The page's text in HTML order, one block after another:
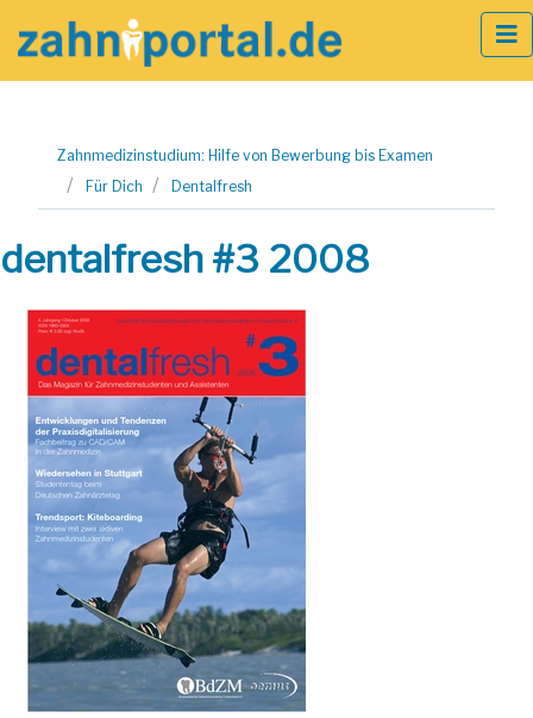
springen
Zahnmedizinstudium: Hilfe von Bewerbung bis Examen
Für Dich
Dentalfresh
dentalfresh #3 2008